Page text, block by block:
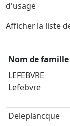
d'usage
Afficher la liste
Noms de famille
Nom de famille
LEFEBVRE
Lefebvre
Deleplancque